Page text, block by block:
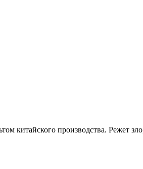
китайского производства. Режет